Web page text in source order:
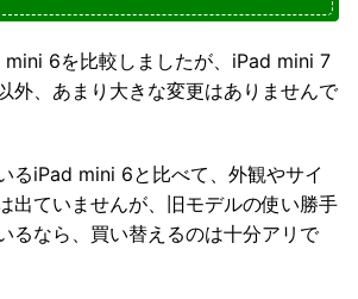
6を比較しましたが、iPad mini 7
外、あまり大きな変更はありませんで
るiPad mini 6と比べて、外観やサイ
出ていませんが、旧モデルの使い勝手
るなら、買い替えるのは十分アリで